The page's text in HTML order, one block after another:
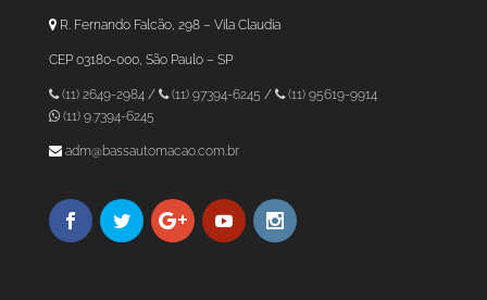
R. Fernando Falcão, 298 – Vila Claudia
CEP 03180-000, São Paulo – SP
(11) 2649-2984 / (11) 97394-6245 /
(11) 95619-9914
(11) 9.7394-6245
adm@bassautomacao.com.br